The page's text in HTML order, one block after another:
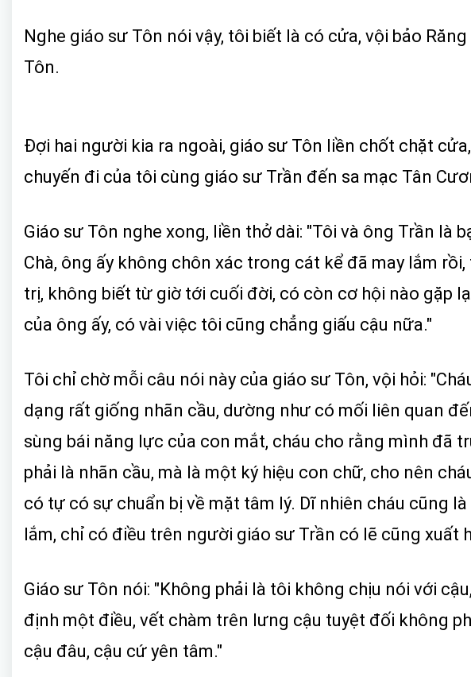
Nghe giáo sư Tôn nói vậy, tôi biết là có cửa, vội bảo
Tôn.
Đợi hai người kia ra ngoài, giáo sư Tôn liền chốt chặt
chuyến đi của tôi cùng giáo sư Trần đến sa mạc Tân
Giáo sư Tôn nghe xong, liền thở dài: "Tôi và ông Trần là
Chà, ông ấy không chôn xác trong cát kể đã may lắm
trị, không biết từ giờ tới cuối đời, có còn cơ hội nào gặp
của ông ấy, có vài việc tôi cũng chẳng giấu cậu nữa."
Tôi chỉ chờ mỗi câu nói này của giáo sư Tôn, vội hỏi:
dạng rất giống nhãn cầu, dường như có mối liên quan
sùng bái năng lực của con mắt, cháu cho rằng mình đã
phải là nhãn cầu, mà là một ký hiệu con chữ, cho nên
có tự có sự chuẩn bị về mặt tâm lý. Dĩ nhiên cháu cũng
lắm, chỉ có điều trên người giáo sư Trần có lẽ cũng xuất
Giáo sư Tôn nói: "Không phải là tôi không chịu nói với
định một điều, vết chàm trên lưng cậu tuyệt đối không
cậu đâu, cậu cứ yên tâm."